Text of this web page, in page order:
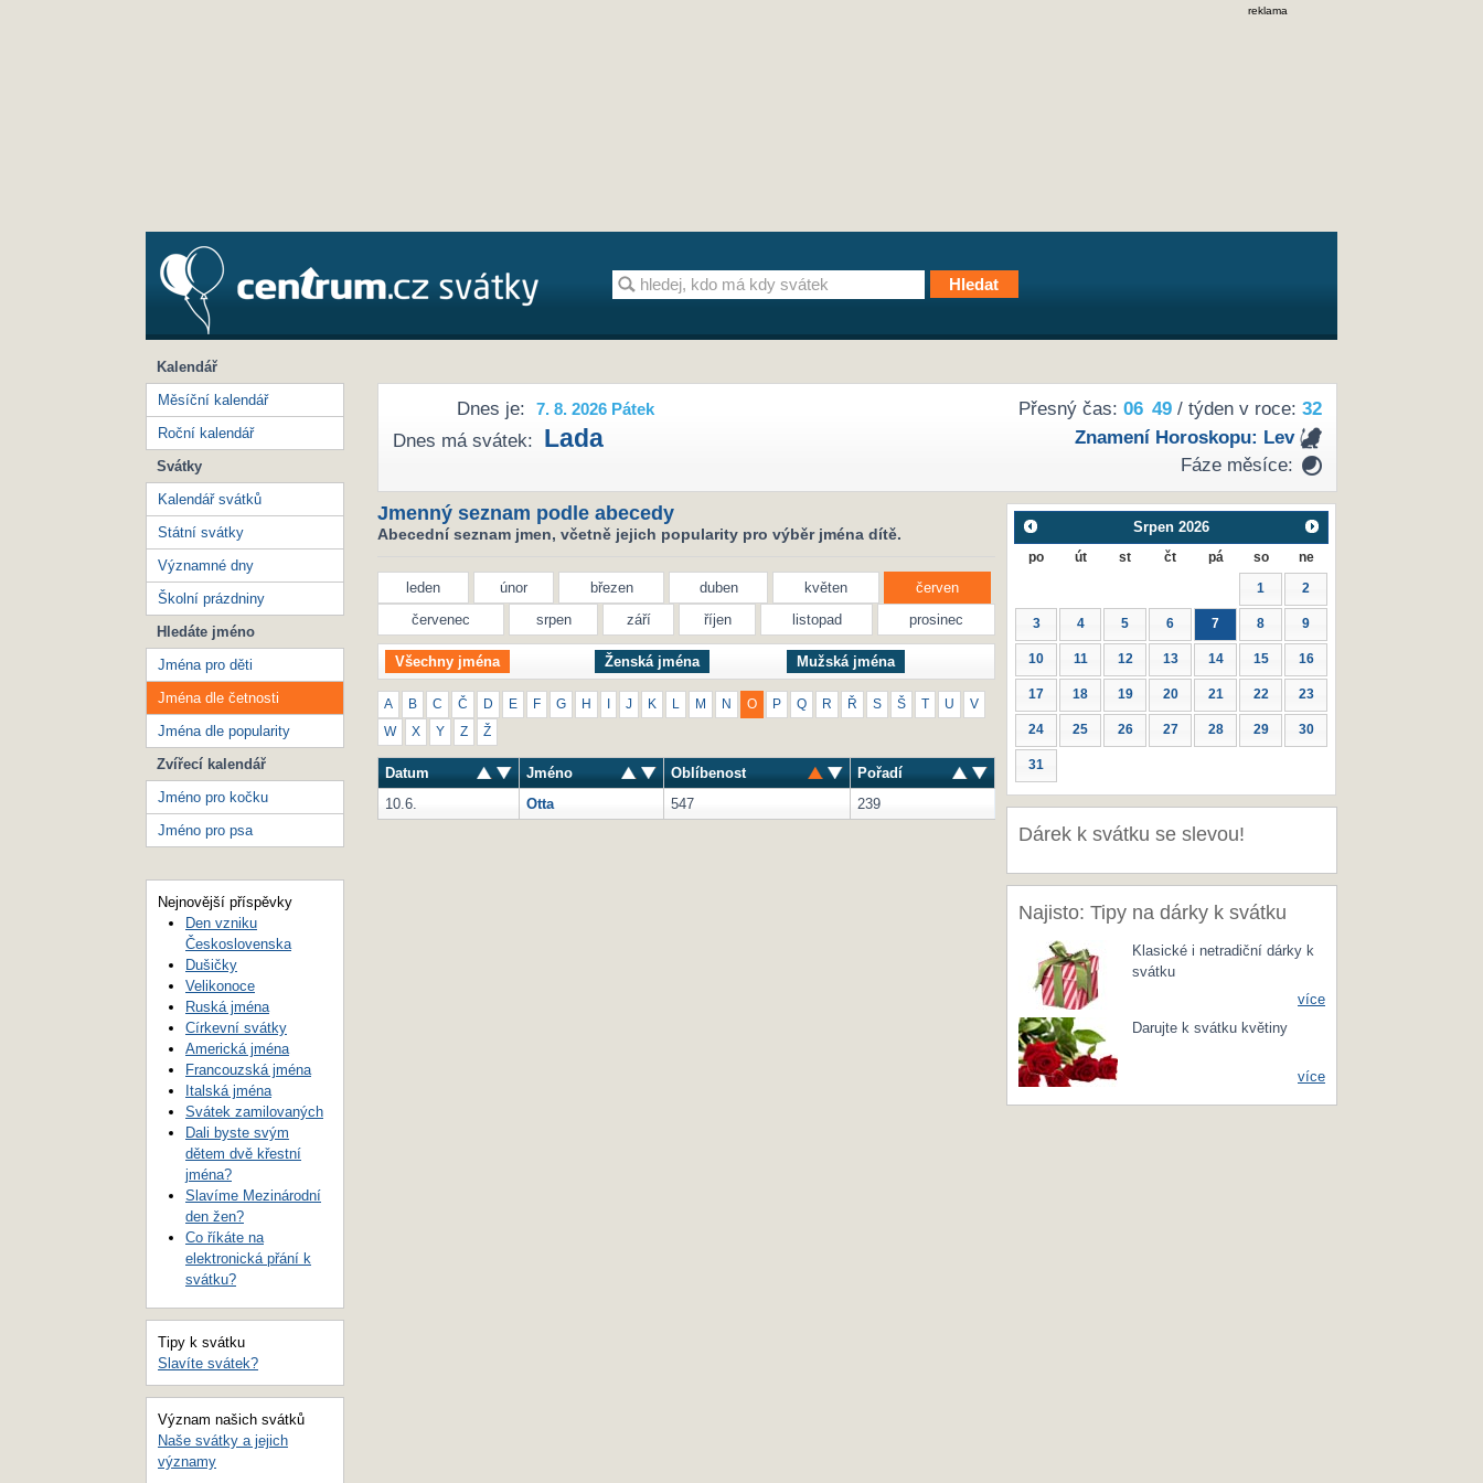
reklama
Přesný čas: 06 49/ týden v roce: 32
Znamení Horoskopu: Lev
Fáze měsíce:
Dnes je: 7. 8. 2026 Pátek
Dnes má svátek: Lada
Jmenný seznam podle abecedy
Abecední seznam jmen, včetně jejich popularity pro výběr jména dítě.
leden únor březen duben květen
červen
červenec
srpen září říjen listopad prosinec
Všechny jména Ženská jména Mužská jména
A B C Č D E F G H J K M N O P Q R Ř S Š U V
W X Y Z Ž
Datum Jméno Oblíbenost
Pořadí
10.6.
Otta 547 239
Srpen 2026
po út st čt pá so ne
1 2
3 4 5 6 7 8 9
10 11 12 13 14 15 16
17 18 19 20 21 22 23
24 25 26 27 28 29 30
31
Dárek k svátku se slevou!
Najisto: Tipy na dárky k svátku
Klasické i netradiční dárky k
svátku
více
Darujte k svátku květiny
více
Kalendář
Měsíční kalendář
Roční kalendář
Svátky
Kalendář svátků
Státní svátky
Významné dny
Školní prázdniny
Hledáte jméno
Jména pro děti
Jména dle četnosti
Jména dle popularity
Zvířecí kalendář
Jméno pro kočku
Jméno pro psa
Nejnovější příspěvky
Den vzniku
Československa
Dušičky
Velikonoce
Ruská jména
Církevní svátky
Americká jména
Francouzská jména
Italská jména
Svátek zamilovaných
Dali byste svým
dětem dvě křestní
jména?
Slavíme Mezinárodní
den žen?
Co říkáte na
elektronická přání k
svátku?
Tipy k svátku
Slavíte svátek?
Význam našich svátků
Naše svátky a jejich
významy